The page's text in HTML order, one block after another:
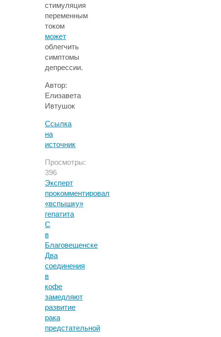
стимуляция
переменным
током
может
облегчить
симптомы
депрессии.
Автор:
Елизавета
Ивтушок
Ссылка
на
источник
Просмотры:
396
Эксперт
прокомментировал
«вспышку»
гепатита
С
в
Благовещенске
Два
соединения
в
кофе
замедляют
развитие
рака
предстательной